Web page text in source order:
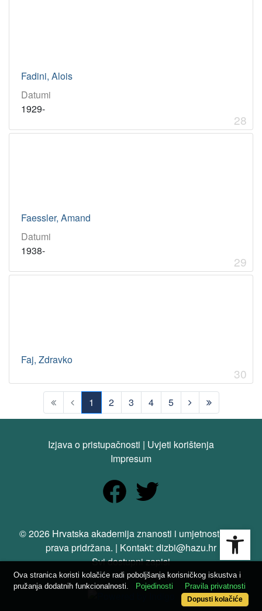
Fadini, Alois
Datumi
1929-
28
Faessler, Amand
Datumi
1938-
29
Faj, Zdravko
30
1
(current)
2 3 4 5
Izjava o pristupačnosti | Uvjeti korištenja
Impresum
© 2026 Hrvatska akademija znanosti i umjetnosti. Sva
prava pridržana. | Kontakt: dizbi@hazu.hr
Svi dostupni zapisi
Ova stranica koristi kolačiće radi poboljšanja korisničkog iskustva i
pružanja dodatnih funkcionalnosti.
Pojedinosti Pravila privatnosti
Dopusti kolačiće